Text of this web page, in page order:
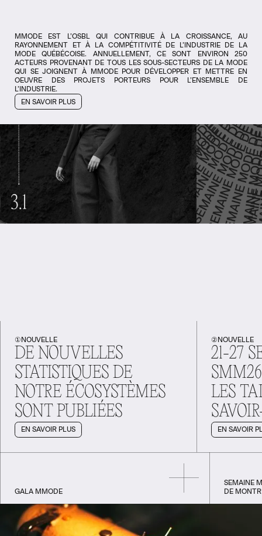
MMODE EST L’OSBL QUI CONTRIBUE À LA CROISSANCE, AU
RAYONNEMENT ET À LA COMPÉTITIVITÉ DE L’INDUSTRIE DE LA
MODE QUÉBÉCOISE. ANNUELLEMENT, CE SONT ENVIRON 250
ACTEURS PROVENANT DE TOUS LES SOUS-SECTEURS DE LA MODE
QUI SE JOIGNENT À MMODE POUR DÉVELOPPER ET METTRE EN
OEUVRE DES PROJETS PORTEURS POUR L’ENSEMBLE DE
L’INDUSTRIE.
EN SAVOIR PLUS
① NOUVELLE
DE NOUVELLES
STATISTIQUES DE
NOTRE ÉCOSYSTÈMES
SONT PUBLIÉES
EN SAVOIR PLUS
② NOUVELLE
21-27
LES
EN SAVOIR
GALA MMODE
SEMAINE
DE